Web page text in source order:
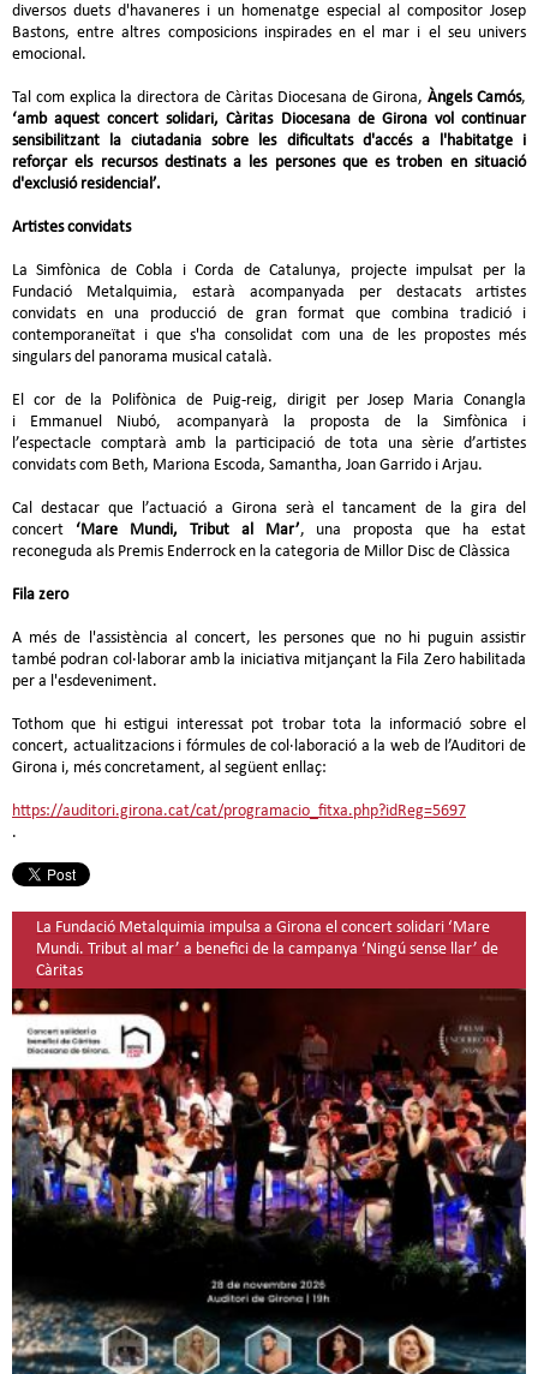
diversos duets d'havaneres i un homenatge especial al compositor Josep
Bastons, entre altres composicions inspirades en el mar i el seu univers
emocional.
Tal com explica la directora de Càritas Diocesana de Girona,Àngels Camós,
‘amb aquest concert solidari, Càritas Diocesana de Girona vol continuar
sensibilitzant la ciutadania sobre les dificultats d'accés a l'habitatge i
reforçar els recursos destinats a les persones que es troben en situació
d'exclusió residencial’.
Artistes convidats
La Simfònica de Cobla i Corda de Catalunya, projecte impulsat per la
Fundació Metalquimia, estarà acompanyada per destacats artistes
convidats en una producció de gran format que combina tradició i
contemporaneïtat i que s'ha consolidat com una de les propostes més
singulars del panorama musical català.
El cor de la Polifònica de Puig-reig, dirigit per Josep Maria Conangla
i Emmanuel Niubó, acompanyarà la proposta de la Simfònica i
l’espectacle comptarà amb la participació de tota una sèrie d’artistes
convidats com Beth, Mariona Escoda, Samantha, Joan Garrido i Arjau.
Cal destacar que l’actuació a Girona serà el tancament de la gira del
concert ‘Mare Mundi, Tribut al Mar’, una proposta que ha estat
reconeguda als Premis Enderrock en la categoria de Millor Disc de Clàssica
Fila zero
A més de l'assistència al concert, les persones que no hi puguin assistir
també podran col·laborar amb la iniciativa mitjançant la Fila Zero habilitada
per a l'esdeveniment.
Tothom que hi estigui interessat pot trobar tota la informació sobre el
concert, actualitzacions i fórmules de col·laboració a la web de l’Auditori de
Girona i, més concretament, al següent enllaç:
https://auditori.girona.cat/cat/programacio_fitxa.php?idReg=5697
.
La Fundació Metalquimia impulsa a Girona el concert solidari ‘Mare
Mundi. Tribut al mar’ a benefici de la campanya ‘Ningú sense llar’ de
Càritas